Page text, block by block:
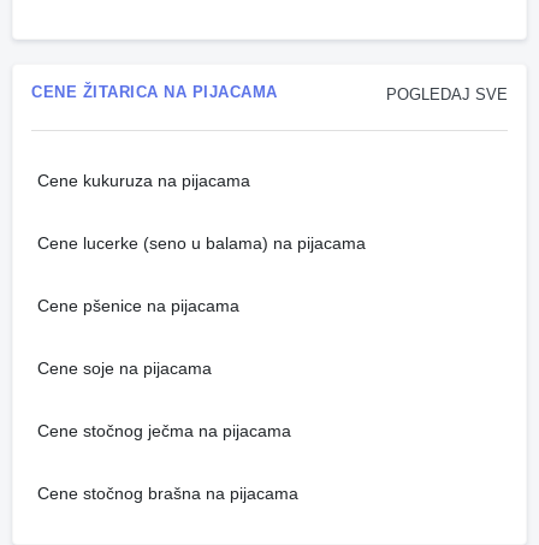
POGLEDAJ SVE
CENE ŽITARICA NA PIJACAMA
Cene kukuruza na pijacama
Cene lucerke (seno u balama) na pijacama
Cene pšenice na pijacama
Cene soje na pijacama
Cene stočnog ječma na pijacama
Cene stočnog brašna na pijacama